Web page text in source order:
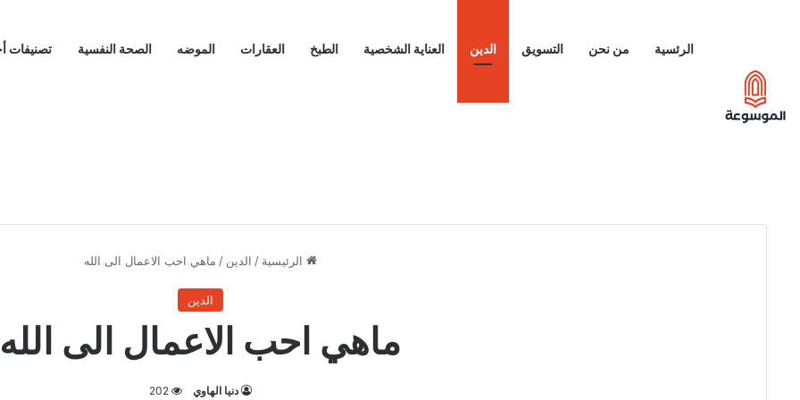
الرئسية من نحن التسويق الدين العناية الشخصية الطبخ العقارات الموضه الصحة النفسية تصنيفات
الرئيسية / الدين / ماهي احب الاعمال الى الله
الدين
ماهي احب الاعمال الى الله
دنيا الهاوي 202